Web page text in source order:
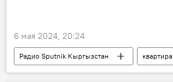
6 мая 2024, 20:24
Радио Sputnik Кыргызстан
квартира
покупка
договор